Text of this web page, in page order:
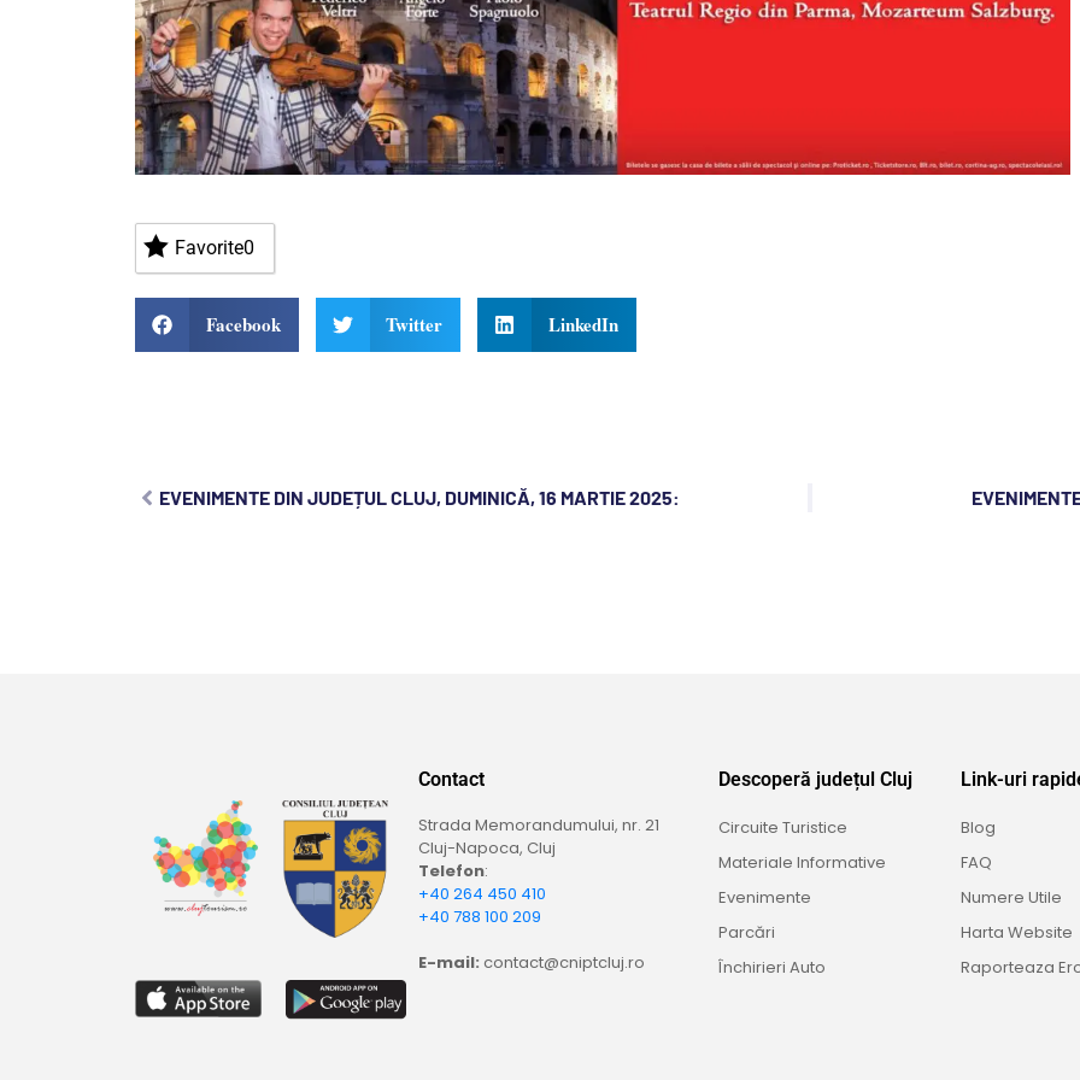
Favorite0
Facebook Twitter LinkedIn
EVENIMENTE DIN JUDEȚUL CLUJ, DUMINICĂ, 16 MARTIE 2025:
Contact
Strada Memorandumului, nr. 21
Cluj-Napoca, Cluj
Telefon:
+40 264 450 410
+40 788 100 209
E-mail: contact@cniptcluj.ro
Descoperă județul Cluj
Circuite Turistice
Materiale Informative
Evenimente
Parcări
Închirieri Auto
Link-uri
Blog
FAQ
Numere Utile
Harta Website
Raporteaza